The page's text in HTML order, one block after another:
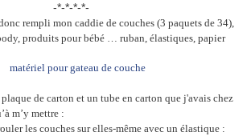
-*-*-*-*-
rempli mon caddie de couches (3 paquets de 34),
produits pour bébé … ruban, élastiques, papier
de carton et un tube en carton que j'avais chez
m’y mettre :
les couches sur elles-même avec un élastique :